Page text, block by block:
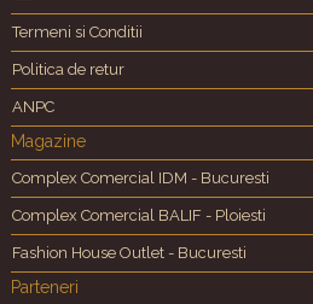
Termeni si Conditii
Politica de retur
ANPC
Magazine
Complex Comercial IDM - Bucuresti
Complex Comercial BALIF - Ploiesti
Fashion House Outlet - Bucuresti
Parteneri